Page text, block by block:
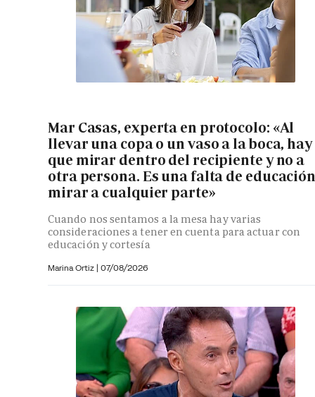
Mar Casas, experta en protocolo: «Al
llevar una copa o un vaso a la boca, hay
que mirar dentro del recipiente y no a
otra persona. Es una falta de
mirar a cualquier parte»
Cuando nos sentamos a la mesa hay varias
consideraciones a tener en cuenta para actuar con
educación y cortesía
Marina Ortiz | 07/08/2026